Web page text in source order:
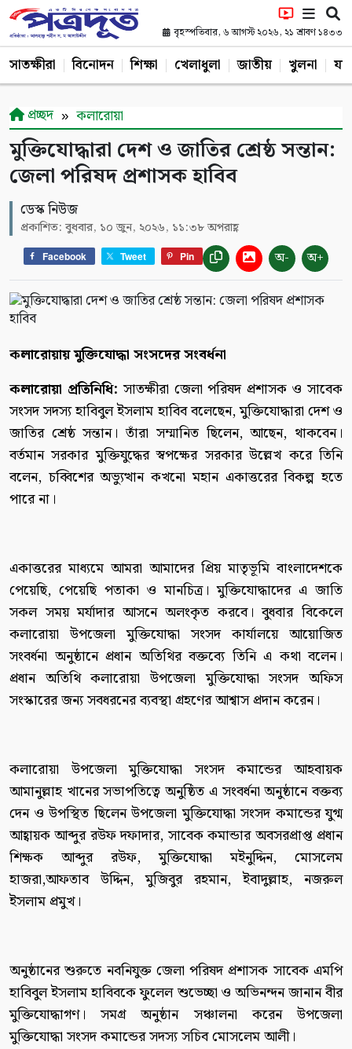
বৃহস্পতিবার, ৬ আগস্ট ২০২৬, ২১ শ্রাবণ ১৪৩৩
সাতক্ষীরা বিনোদন শিক্ষা খেলাধুলা জাতীয় খুলনা
প্রচ্ছদ কলারোয়া
মুক্তিযোদ্ধারা দেশ ও জাতির শ্রেষ্ঠ সন্তান:
জেলা পরিষদ প্রশাসক হাবিব
ডেস্ক নিউজ
প্রকাশিত: বুধবার, ১০ জুন, ২০২৬, ১১:৩৮ অপরাহ্ণ
Facebook Tweet Pin অ- অ+
কলারোয়ায় মুক্তিযোদ্ধা সংসদের সংবর্ধনা
কলারোয়া প্রতিনিধি: সাতক্ষীরা জেলা পরিষদ প্রশাসক ও সাবেক
সংসদ সদস্য হাবিবুল ইসলাম হাবিব বলেছেন, মুক্তিযোদ্ধারা দেশ ও
জাতির শ্রেষ্ঠ সন্তান। তাঁরা সম্মানিত ছিলেন, আছেন, থাকবেন।
বর্তমান সরকার মুক্তিযুদ্ধের স্বপক্ষের সরকার উল্লেখ করে তিনি
বলেন, চব্বিশের অভ্যুত্থান কখনো মহান একাত্তরের বিকল্প হতে
পারে না।
একাত্তরের মাধ্যমে আমরা আমাদের প্রিয় মাতৃভূমি বাংলাদেশকে
পেয়েছি, পেয়েছি পতাকা ও মানচিত্র। মুক্তিযোদ্ধাদের এ জাতি
সকল সময় মর্যাদার আসনে অলংকৃত করবে। বুধবার বিকেলে
কলারোয়া উপজেলা মুক্তিযোদ্ধা সংসদ কার্যালয়ে আয়োজিত
সংবর্ধনা অনুষ্ঠানে প্রধান অতিথির বক্তব্যে তিনি এ কথা বলেন।
প্রধান অতিথি কলারোয়া উপজেলা মুক্তিযোদ্ধা সংসদ অফিস
সংস্কারের জন্য সবধরনের ব্যবস্থা গ্রহণের আশ্বাস প্রদান করেন।
কলারোয়া উপজেলা মুক্তিযোদ্ধা সংসদ কমান্ডের আহবায়ক
আমানুল্লাহ খানের সভাপতিত্বে অনুষ্ঠিত এ সংবর্ধনা অনুষ্ঠানে বক্তব্য
দেন ও উপস্থিত ছিলেন উপজেলা মুক্তিযোদ্ধা সংসদ কমান্ডের যুগ্ম
আহ্বায়ক আব্দুর রউফ দফাদার, সাবেক কমান্ডার অবসরপ্রাপ্ত প্রধান
শিক্ষক আব্দুর রউফ, মুক্তিযোদ্ধা মইনুদ্দিন, মোসলেম
হাজরা,আফতাব উদ্দিন, মুজিবুর রহমান, ইবাদুল্লাহ, নজরুল
ইসলাম প্রমুখ।
অনুষ্ঠানের শুরুতে নবনিযুক্ত জেলা পরিষদ প্রশাসক সাবেক এমপি
হাবিবুল ইসলাম হাবিবকে ফুলেল শুভেচ্ছা ও অভিনন্দন জানান বীর
মুক্তিযোদ্ধাগণ। সমগ্র অনুষ্ঠান সঞ্চালনা করেন উপজেলা
মুক্তিযোদ্ধা সংসদ কমান্ডের সদস্য সচিব মোসলেম আলী।